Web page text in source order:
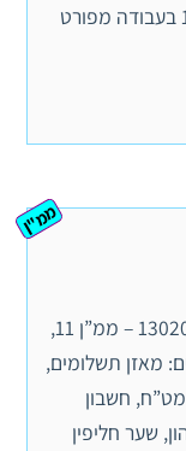
הסבר מעמיק לפתרון כל שאלה, ציון 100 בעבודה מפורט
ממ"ן
כלכלה בין-לאומית – היבטים מוניטריים 13020 – ממ”ן 11,
מוניטרית 10971. נושאים: מאזן תשלומים,
מט”ח, חשבון
שער חליפין